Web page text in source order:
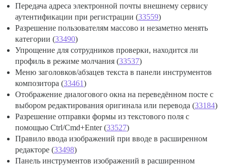
Передача адреса электронной почты внешнему сервису
аутентификации при регистрации (33559)
Разрешение пользователям массово и незаметно менять
категории (33490)
Упрощение для сотрудников проверки, находится ли
профиль в режиме молчания (33537)
Меню заголовков/абзацев текста в панели инструментов
композитора (33461)
Отображение диалогового окна на переведённом посте с
выбором редактирования оригинала или перевода (33184)
Разрешение отправки формы из текстового поля с
помощью Ctrl/Cmd+Enter (33527)
Правило ввода изображений при вводе в расширенном
редакторе (33498)
Панель инструментов изображений в расширенном